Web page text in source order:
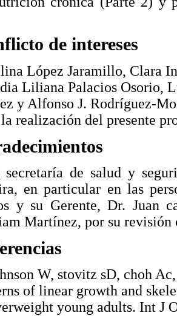
de intereses
López Jaramillo, Clara
Liliana Palacios Osorio,
y Alfonso J. Rodríguez-
realización del presente
de salud y
en particular en las
y su Gerente, Dr. Juan
Martínez, por su revisión
W, stovitz sD, choh
of linear growth and
young adults.